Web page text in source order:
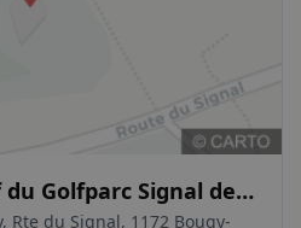
Golfparc Signal de
Rte du Signal, 1172 Bougy-